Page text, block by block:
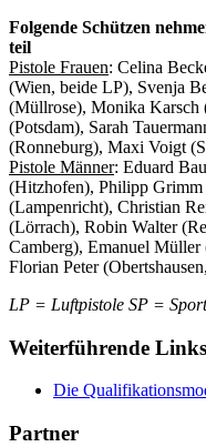
Folgende Schützen
teil
Pistole Frauen: Celina
(Wien, beide LP), Svenja
(Müllrose), Monika Karsch
(Potsdam), Sarah
(Ronneburg), Maxi Voigt
Pistole Männer: Eduard
(Hitzhofen), Philipp
(Lampenricht), Christian
(Lörrach), Robin Walter
Camberg), Emanuel
Florian Peter
LP = Luftpistole SP =
Weiterführende Links
Die
Partner